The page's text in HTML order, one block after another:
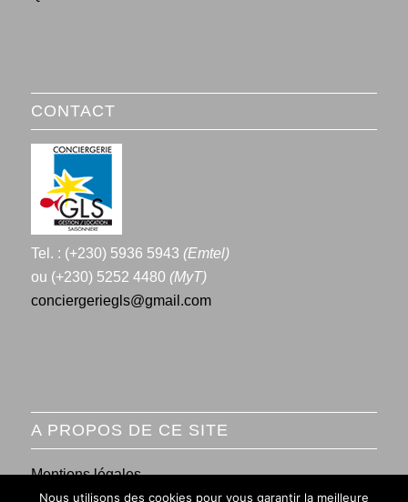
CONTACT
Tel. : (+230) 5936 5943 (Emtel)
ou (+230) 5252 4480 (MyT)
conciergeriegls@gmail.com
A PROPOS DE CE SITE
Mentions légales
Nous utilisons des cookies pour vous garantir la meilleure